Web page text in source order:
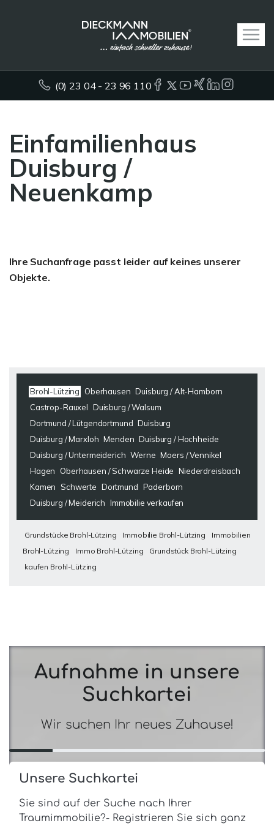
(0) 23 04 - 23 96 110
Einfamilienhaus
Duisburg /
Neuenkamp
Ihre Suchanfrage passt leider auf keines unserer
Objekte.
Brohl-Lützing Oberhausen Duisburg / Alt-Hamborn
Castrop-Rauxel Duisburg / Walsum
Dortmund / Lütgendortmund Duisburg
Duisburg / Marxloh Menden Duisburg / Hochheide
Duisburg / Untermeiderich Werne Moers / Vennikel
Hagen
Oberhausen / Schwarze Heide Niederdreisbach
Kamen
Schwerte Dortmund Paderborn
Duisburg / Meiderich Immobilie verkaufen
Grundstücke Brohl-Lützing Immobilie Brohl-Lützing
Immobilien
Brohl-Lützing
Immo Brohl-Lützing
Grundstück Brohl-Lützing
kaufen Brohl-Lützing